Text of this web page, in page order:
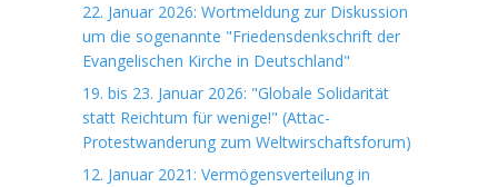
22. Januar 2026: Wortmeldung zur Diskussion
um die sogenannte "Friedensdenkschrift der
Evangelischen Kirche in Deutschland"
19. bis 23. Januar 2026: "Globale Solidarität
statt Reichtum für wenige!" (Attac-
Protestwanderung zum Weltwirschaftsforum)
12. Januar 2021: Vermögensverteilung in